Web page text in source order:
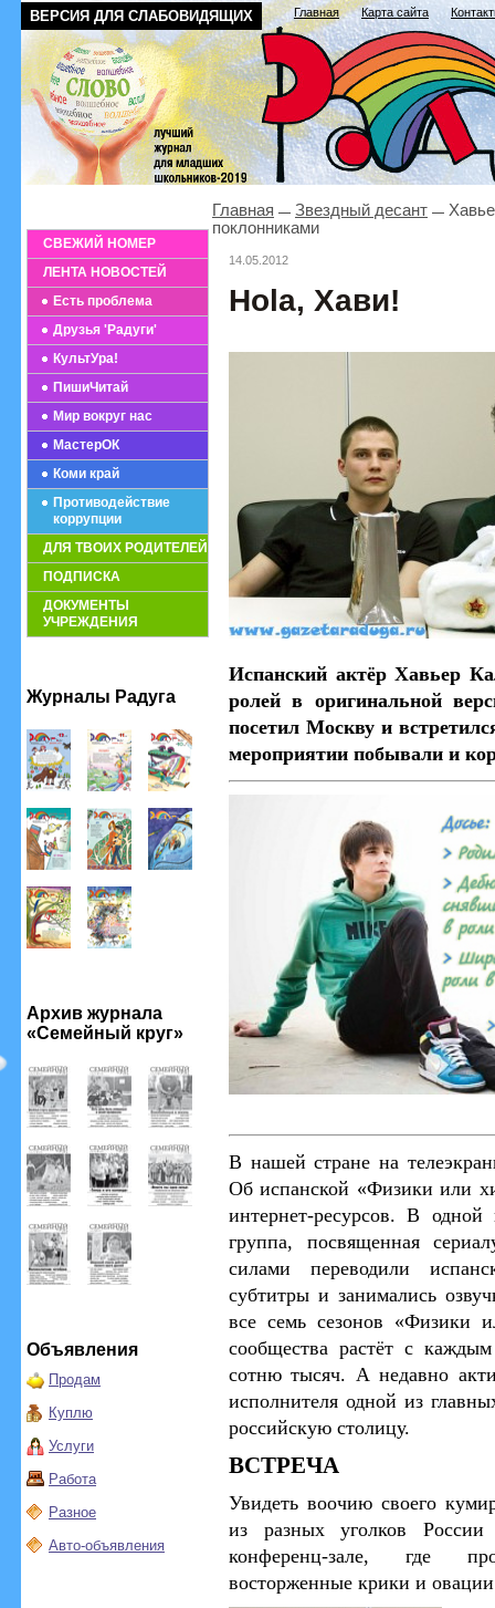
ВЕРСИЯ ДЛЯ СЛАБОВИДЯЩИХ Главная Карта сайта
СВЕЖИЙ НОМЕР
ЛЕНТА НОВОСТЕЙ
Есть проблема
Друзья 'Радуги'
КультУра!
ПишиЧитай
Мир вокруг нас
МастерОК
Коми край
Противодействие
коррупции
ДЛЯ ТВОИХ РОДИТЕЛЕЙ
ПОДПИСКА
ДОКУМЕНТЫ
УЧРЕЖДЕНИЯ
Журналы Радуга
Архив журнала
«Семейный круг»
Объявления
Продам
Куплю
Услуги
Работа
Разное
Авто-объявления
Главная Звездный десант
поклонниками
14.05.2012
Hola, Хави!
Испанский актёр Хавьер
ролей в оригинальной
посетил Москву и
мероприятии побывали и
В нашей стране на
Об испанской «Физики или
интернет-ресурсов. В
группа, посвященная
силами переводили
субтитры и занимались
все семь сезонов «Физики
сообщества растёт с
сотню тысяч. А недавно
исполнителя одной из
российскую столицу.
ВСТРЕЧА
Увидеть воочию своего
из разных уголков
конференц-зале, где
восторженные крики и